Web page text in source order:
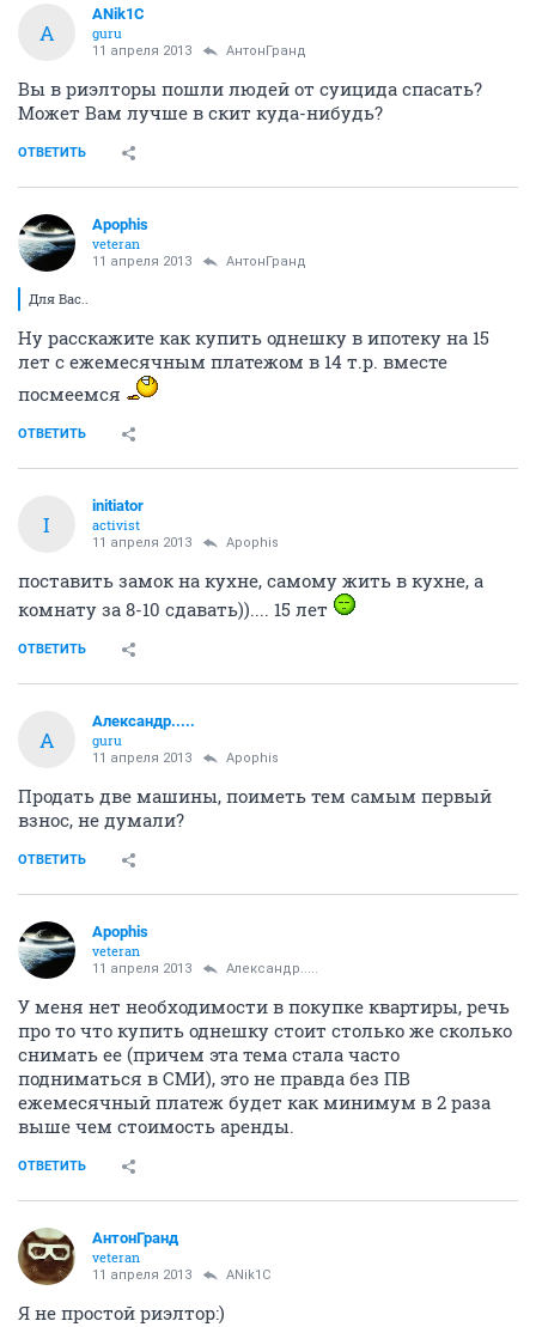
A
ANik1C
guru
11 апреля 2013 АнтонГранд
Вы в риэлторы пошли людей от суицида спасать?
Может Вам лучше в скит куда-нибудь?
ОТВЕТИТЬ
Apophis
veteran
11 апреля 2013 АнтонГранд
Для Вас..
Ну расскажите как купить однешку в ипотеку на 15
лет с ежемесячным платежом в 14 т.р. вместе
посмеемся
ОТВЕТИТЬ
I
initiator
activist
11 апреля 2013 Apophis
поставить замок на кухне, самому жить в кухне, а
комнату за 8-10 сдавать)).... 15 лет
ОТВЕТИТЬ
А
Александр.....
guru
11 апреля 2013 Apophis
Продать две машины, поиметь тем самым первый
взнос, не думали?
ОТВЕТИТЬ
Apophis
veteran
11 апреля 2013 Александр.....
У меня нет необходимости в покупке квартиры, речь
про то что купить однешку стоит столько же сколько
снимать ее (причем эта тема стала часто
подниматься в СМИ), это не правда без ПВ
ежемесячный платеж будет как минимум в 2 раза
выше чем стоимость аренды.
ОТВЕТИТЬ
АнтонГранд
veteran
11 апреля 2013 ANik1C
Я не простой риэлтор:)